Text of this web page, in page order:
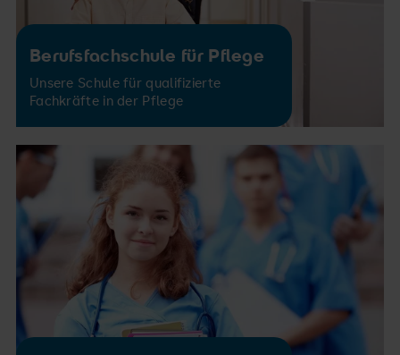
Berufsfachschule für Pflege
Unsere Schule für qualifizierte
Fachkräfte in der Pflege